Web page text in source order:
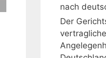
nach
Der